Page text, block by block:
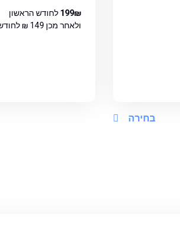
בחירה
199₪ לחודש הראשון
ולאחר מכן 149 ₪